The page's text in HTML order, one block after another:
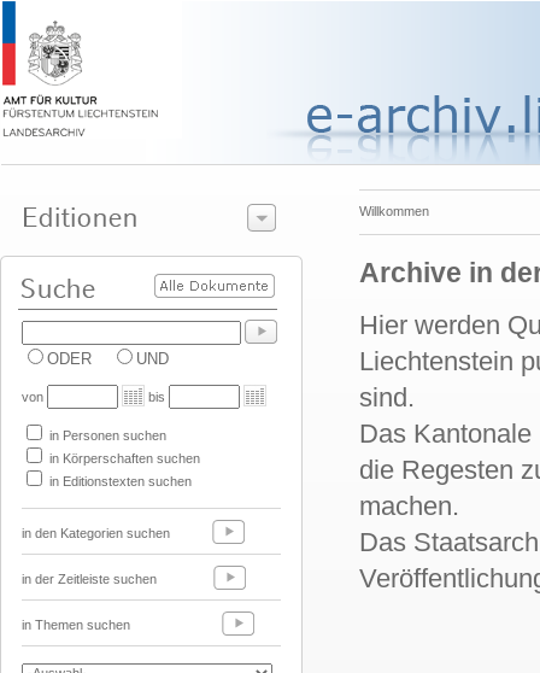
ODER UND
von bis
in Personen suchen
in Körperschaften suchen
in Editionstexten suchen
in den Kategorien suchen
in der Zeitleiste suchen
in Themen suchen
Willkommen
Archive in
Hier werden
Liechtenstein
sind.
Das
die Regesten
machen.
Das